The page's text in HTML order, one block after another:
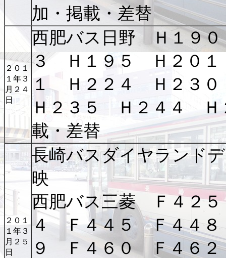
加・掲載・差替
２０１
１年３
月２４
日
西肥バス日野 Ｈ１９
３ Ｈ１９５ Ｈ２０
１ Ｈ２２４ Ｈ２３
Ｈ２３５ Ｈ２４４ Ｈ
載・差替
２０１
１年３
月２５
日
長崎バスダイヤランド
映
西肥バス三菱 Ｆ４２
４ Ｆ４４５ Ｆ４４
９ Ｆ４６０ Ｆ４６